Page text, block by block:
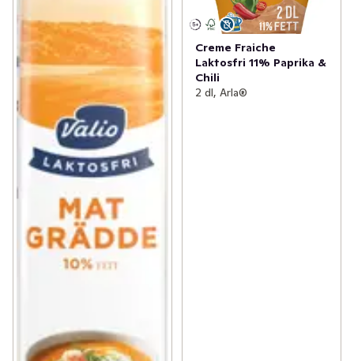
Creme Fraiche
Laktosfri 11% Paprika &
Chili
2 dl, Arla®